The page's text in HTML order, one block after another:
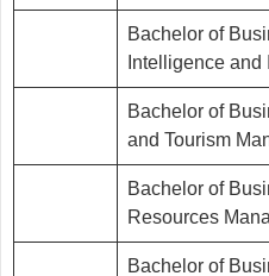
Bachelor of
Intelligence
Bachelor of
and Tourism
Bachelor of
Resources
Bachelor of